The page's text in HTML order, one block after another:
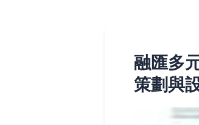
融匯多
策劃與